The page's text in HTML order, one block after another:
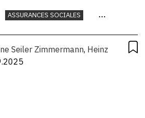
ASSURANCES SOCIALES
Seiler Zimmermann, Heinz